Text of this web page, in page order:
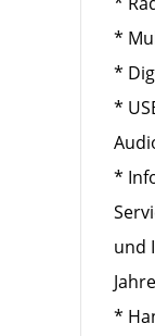
*
*
*
*
und
*